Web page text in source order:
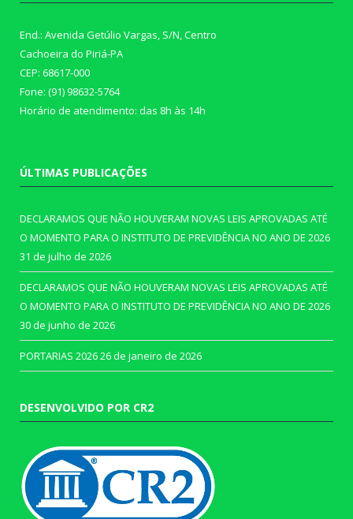
End.: Avenida Getúlio Vargas, S/N, Centro
Cachoeira do Piriá-PA
CEP: 68617-000
Fone: (91) 98632-5764
Horário de atendimento: das 8h às 14h
ÚLTIMAS PUBLICAÇÕES
DECLARAMOS QUE NÃO HOUVERAM NOVAS LEIS APROVADAS ATÉ
O MOMENTO PARA O INSTITUTO DE PREVIDÊNCIA NO ANO DE 2026
31 de julho de 2026
DECLARAMOS QUE NÃO HOUVERAM NOVAS LEIS APROVADAS ATÉ
O MOMENTO PARA O INSTITUTO DE PREVIDÊNCIA NO ANO DE 2026
30 de junho de 2026
PORTARIAS 202626 de janeiro de 2026
DESENVOLVIDO POR CR2